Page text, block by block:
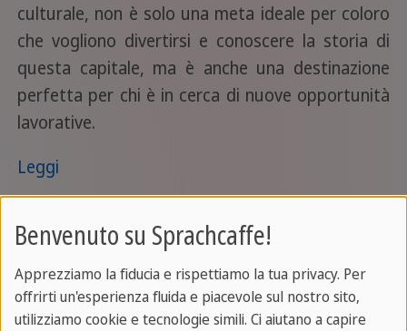
culturale, non è solo una meta ideale per coloro
che vogliono divertirsi e conoscere la storia di
questa capitale, ma è anche una destinazione
perfetta per chi è in cerca di nuove opportunità
lavorative.
Leggi
12/11/2022 Turismo
Consigli di viaggio
Offerta
creato da Sprachcaffe Team
Benvenuto su Sprachcaffe!
Apprezziamo la fiducia e rispettiamo la tua privacy. Per
offrirti un'esperienza fluida e piacevole sul nostro sito,
utilizziamo cookie e tecnologie simili. Ci aiutano a capire